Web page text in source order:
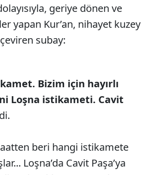
geriye dönen ve
yapan Kur’an, nihayet kuzey
subay:
Bizim için hayırlı
Loşna istikameti. Cavit
beri hangi istikamete
Loşna’da Cavit Paşa’ya